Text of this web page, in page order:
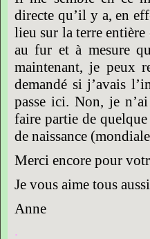
directe qu’il y a, en
lieu sur la terre entière
au fur et à mesure
maintenant, je peux
demandé si j’avais
passe ici. Non, je
faire partie de
de naissance
Merci encore pour
Je vous aime tous
Anne
.